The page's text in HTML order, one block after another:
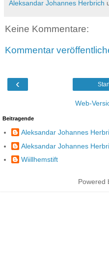
Aleksandar Johannes Herbrich
Keine Kommentare:
Kommentar
‹
Web-
Beitragende
Aleksandar Johannes
Aleksandar Johannes
Wiillhemstift
Powered